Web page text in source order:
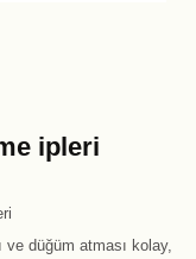
ipleri
ve düğüm atması kolay,